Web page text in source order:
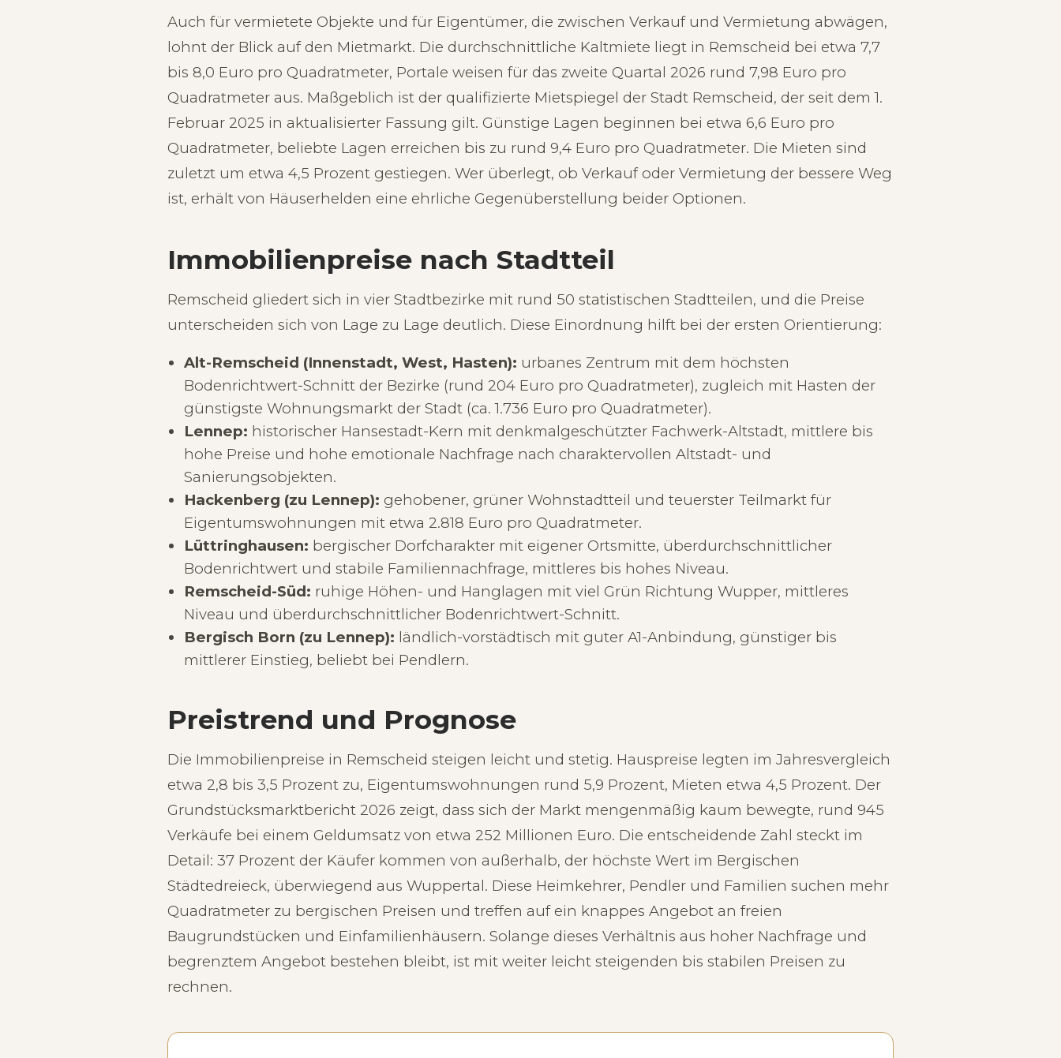
Auch für vermietete Objekte und für Eigentümer, die zwischen Verkauf und Vermietung abwägen,
lohnt der Blick auf den Mietmarkt. Die durchschnittliche Kaltmiete liegt in Remscheid bei etwa 7,7
bis 8,0 Euro pro Quadratmeter, Portale weisen für das zweite Quartal 2026 rund 7,98 Euro pro
Quadratmeter aus. Maßgeblich ist der qualifizierte Mietspiegel der Stadt Remscheid, der seit dem 1.
Februar 2025 in aktualisierter Fassung gilt. Günstige Lagen beginnen bei etwa 6,6 Euro pro
Quadratmeter, beliebte Lagen erreichen bis zu rund 9,4 Euro pro Quadratmeter. Die Mieten sind
zuletzt um etwa 4,5 Prozent gestiegen. Wer überlegt, ob Verkauf oder Vermietung der bessere Weg
ist, erhält von Häuserhelden eine ehrliche Gegenüberstellung beider Optionen.
Immobilienpreise nach Stadtteil
Remscheid gliedert sich in vier Stadtbezirke mit rund 50 statistischen Stadtteilen, und die Preise
unterscheiden sich von Lage zu Lage deutlich. Diese Einordnung hilft bei der ersten Orientierung:
Alt-Remscheid (Innenstadt, West, Hasten): urbanes Zentrum mit dem höchsten
Bodenrichtwert-Schnitt der Bezirke (rund 204 Euro pro Quadratmeter), zugleich mit Hasten der
günstigste Wohnungsmarkt der Stadt (ca. 1.736 Euro pro Quadratmeter).
Lennep: historischer Hansestadt-Kern mit denkmalgeschützter Fachwerk-Altstadt, mittlere bis
hohe Preise und hohe emotionale Nachfrage nach charaktervollen Altstadt- und
Sanierungsobjekten.
Hackenberg (zu Lennep): gehobener, grüner Wohnstadtteil und teuerster Teilmarkt für
Eigentumswohnungen mit etwa 2.818 Euro pro Quadratmeter.
Lüttringhausen: bergischer Dorfcharakter mit eigener Ortsmitte, überdurchschnittlicher
Bodenrichtwert und stabile Familiennachfrage, mittleres bis hohes Niveau.
Remscheid-Süd: ruhige Höhen- und Hanglagen mit viel Grün Richtung Wupper, mittleres
Niveau und überdurchschnittlicher Bodenrichtwert-Schnitt.
Bergisch Born (zu Lennep): ländlich-vorstädtisch mit guter A1-Anbindung, günstiger bis
mittlerer Einstieg, beliebt bei Pendlern.
Preistrend und Prognose
Die Immobilienpreise in Remscheid steigen leicht und stetig. Hauspreise legten im Jahresvergleich
etwa 2,8 bis 3,5 Prozent zu, Eigentumswohnungen rund 5,9 Prozent, Mieten etwa 4,5 Prozent. Der
Grundstücksmarktbericht 2026 zeigt, dass sich der Markt mengenmäßig kaum bewegte, rund 945
Verkäufe bei einem Geldumsatz von etwa 252 Millionen Euro. Die entscheidende Zahl steckt im
Detail: 37 Prozent der Käufer kommen von außerhalb, der höchste Wert im Bergischen
Städtedreieck, überwiegend aus Wuppertal. Diese Heimkehrer, Pendler und Familien suchen mehr
Quadratmeter zu bergischen Preisen und treffen auf ein knappes Angebot an freien
Baugrundstücken und Einfamilienhäusern. Solange dieses Verhältnis aus hoher Nachfrage und
begrenztem Angebot bestehen bleibt, ist mit weiter leicht steigenden bis stabilen Preisen zu
rechnen.